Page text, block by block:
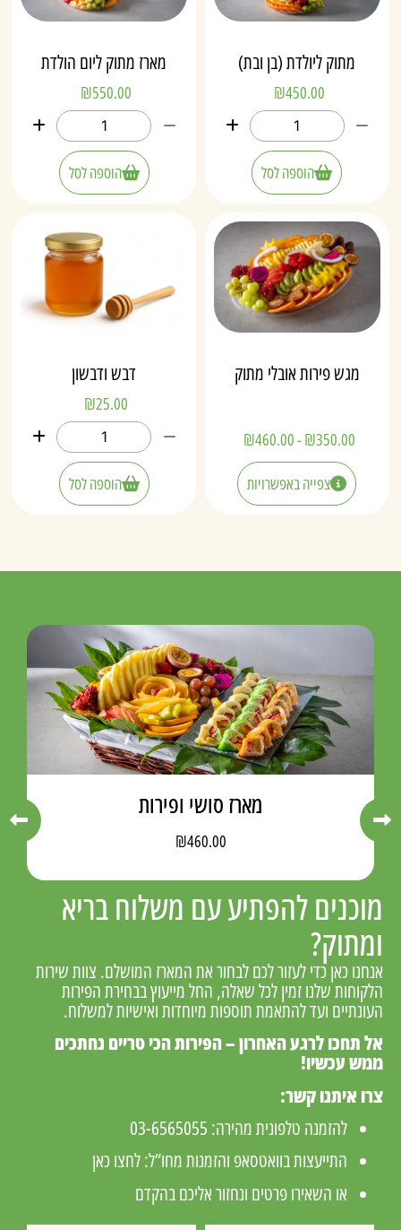
מתוק ליולדת (בן ובת)
₪450.00
הוספה לסל
מארז מתוק ליום הולדת
₪550.00
הוספה לסל
מגש פירות אובלי מתוק
₪350.00
-
₪460.00
צפייה באפשרויות
דבש ודבשון
₪25.00
הוספה לסל
מוכנים להפתיע עם משלוח בריא
ומתוק?
אנחנו כאן כדי לעזור לכם לבחור את המארז המושלם. צוות שירות
הלקוחות שלנו זמין לכל שאלה, החל מייעוץ בבחירת הפירות
העונתיים ועד להתאמת תוספות מיוחדות ואישיות למשלוח.
אל תחכו לרגע האחרון – הפירות הכי טריים נחתכים
ממש עכשיו!
צרו איתנו קשר:
להזמנה טלפונית מהירה: 03-6565055
התייעצות בוואטסאפ והזמנות מחו”ל:לחצו כאן
או השאירו פרטים ונחזור אליכם בהקדם
מארז סושי ופירות
₪460.00